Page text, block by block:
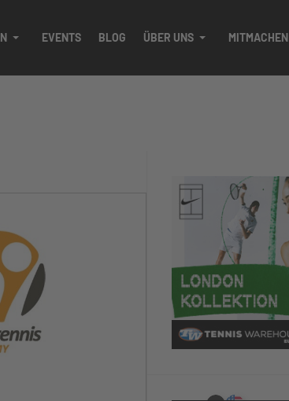
EVENTS BLOG ÜBER UNS MITMACHEN